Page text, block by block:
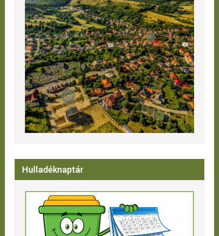
Hulladéknaptár